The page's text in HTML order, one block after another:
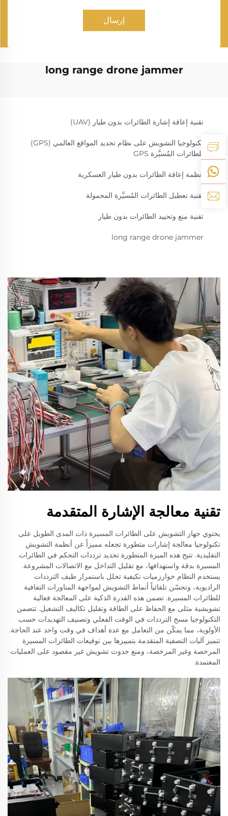
إرسال
long range drone jammer
تقنية إعاقة إشارة الطائرات بدون طيار (UAV)
تكنولوجيا التشويش على نظام تحديد المواقع العالمي (GPS)
للطائرات المُسيَّرة GPS
أنظمة إعاقة الطائرات بدون طيار العسكرية
تقنية تعطيل الطائرات المُسيَّرة المحمولة
تقنية منع وتحييد الطائرات بدون طيار
long range drone jammer
تقنية معالجة الإشارة المتقدمة
يحتوي جهاز التشويش على الطائرات المسيرة ذات المدى الطويل على
تكنولوجيا معالجة إشارات متطورة تجعله مميزاً عن أنظمة التشويش
التقليدية. تتيح هذه الميزة المتطورة تحديد ترددات التحكم في الطائرات
المسيرة بدقة واستهدافها، مع تقليل التداخل مع الاتصالات المشروعة.
يستخدم النظام خوارزميات تكيفية تحلل باستمرار طيف الترددات
الراديوية، وتحسّن تلقائياً أنماط التشويش لمواجهة المناورات التفافية
للطائرات المسيرة. تضمن هذه القدرة الذكية على المعالجة فعالية
تشويشية مثلى مع الحفاظ على الطاقة وتقليل تكاليف التشغيل. تتضمن
التكنولوجيا مسح الترددات في الوقت الفعلي وتصنيف التهديدات حسب
الأولوية، مما يمكّن من التعامل مع عدة أهداف في وقت واحد عند الحاجة.
تتميز آليات التصفية المتقدمة بتمييزها بين توقيعات الطائرات المسيرة
المرخصة وغير المرخصة، ومنع حدوث تشويش غير مقصود على العمليات
المعتمدة.